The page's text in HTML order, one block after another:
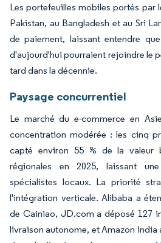
Les portefeuilles mobiles portés par
Pakistan, au Bangladesh et au Sri
de paiement, laissant entendre
d'aujourd'hui pourraient rejoindre le
tard dans la décennie.
Paysage concurrentiel
Le marché du e-commerce en
concentration modérée : les cinq
capté environ 55 % de la valeur
régionales en 2025, laissant
spécialistes locaux. La priorité
l'intégration verticale. Alibaba a
de Cainiao, JD.com a déposé 127
livraison autonome, et Amazon India